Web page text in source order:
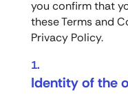
you confirm that
these Terms and
Privacy Policy.
Identity of the